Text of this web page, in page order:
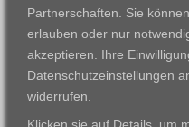
VWAK
Karriere
Links
Partnerschaften. Sie
erlauben oder nur
akzeptieren. Ihre
Datenschutzeinstellungen
widerrufen.